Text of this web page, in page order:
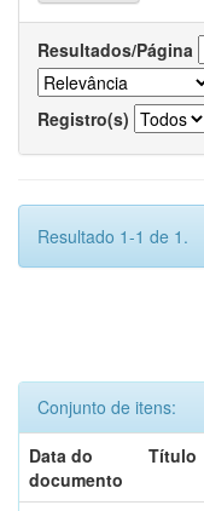
Resultados/Página
Registro(s)
Resultado 1-1 de 1.
Conjunto de itens:
Data do
documento
Título